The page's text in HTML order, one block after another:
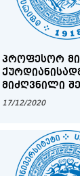
ᲞᲠᲝᲤᲔᲡᲝᲠ
ᲛᲘᲫᲦᲕᲜᲘᲚᲘ
ᲛᲘᲮᲔᲘᲚ
17/12/2020